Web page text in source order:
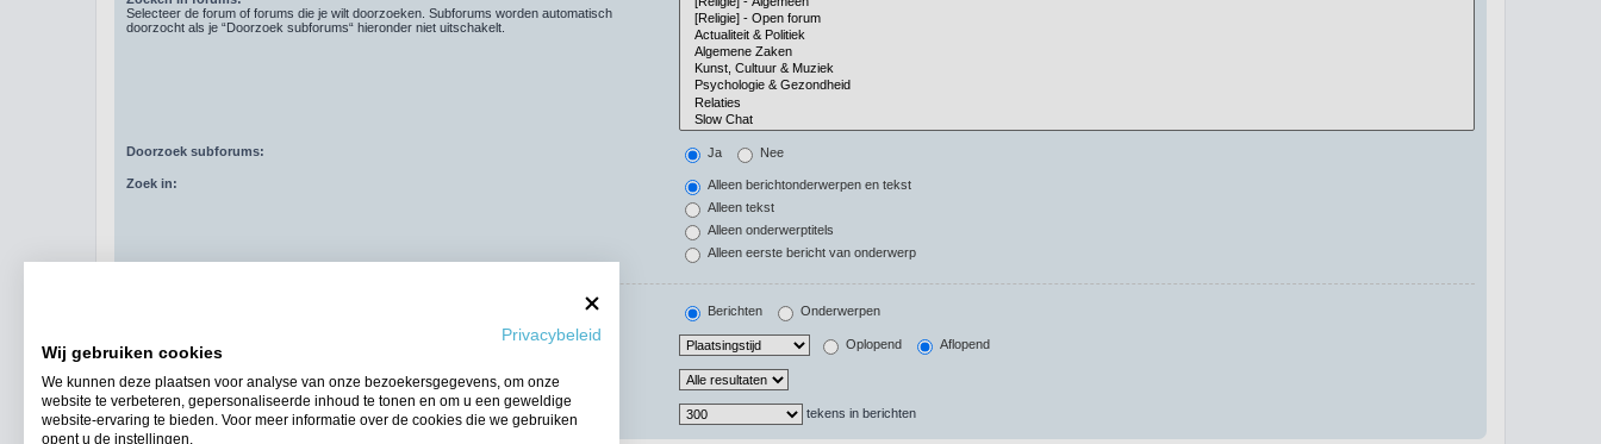
Selecteer de forum of forums die je wilt doorzoeken. Subforums worden automatisch
doorzocht als je “Doorzoek subforums“ hieronder niet uitschakelt.
Doorzoek subforums: Ja Nee
Zoek in:
Alleen berichtonderwerpen en tekst
Alleen tekst
Alleen onderwerptitels
Alleen eerste bericht van onderwerp
Berichten Onderwerpen
Oplopend Aflopend
Zoek in berichten van afgelopen:
Geef eerste: tekens in berichten
Privacybeleid
Wij gebruiken cookies
We kunnen deze plaatsen voor analyse van onze bezoekersgegevens, om onze
website te verbeteren, gepersonaliseerde inhoud te tonen en om u een geweldige
website-ervaring te bieden. Voor meer informatie over de cookies die we gebruiken
opent u de instellingen.